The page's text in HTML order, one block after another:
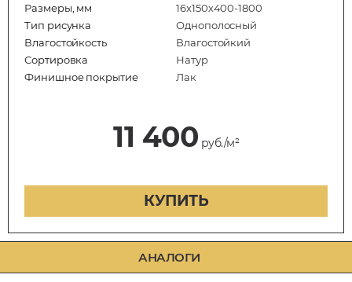
Размеры, мм
16х150х400-1800
Тип рисунка
Однополосный
Влагостойкость
Влагостойкий
Сортировка
Натур
Финишное покрытие
Лак
11 400 руб./м²
КУПИТЬ
АНАЛОГИ